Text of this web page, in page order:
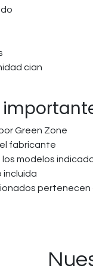
cian
Green Zone
fabricante
modelos
incluida